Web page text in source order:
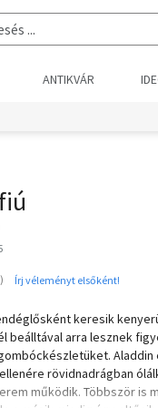
ANTIKVÁR
Írj véleményt elsőként!
keresik
beálltával arra lesznek
Aladdin
rövidnadrágban
működik. Többször is